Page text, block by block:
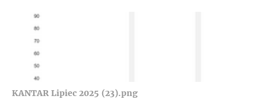
KANTAR Lipiec 2025 (23).png